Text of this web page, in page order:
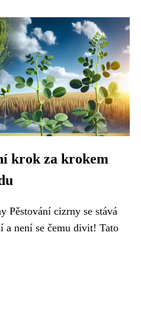
krok za krokem
Pěstování cizrny se stává
a není se čemu divit! Tato